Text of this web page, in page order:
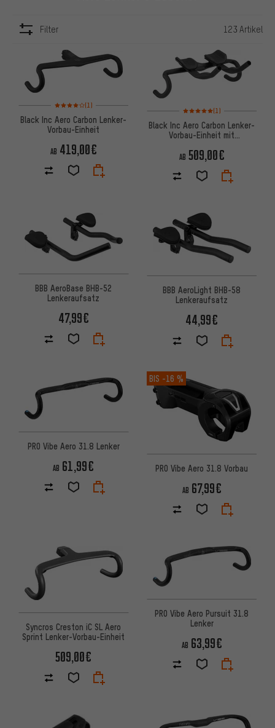
Filter 123 Artikel
Bewertungen: 4 von 5 basierend auf 1 Bewertungen
(1)
Black Inc Aero Carbon Lenker-
Vorbau-Einheit
AB 419,00€
Bewertungen: 5 von 5
(1)
Black Inc Aero Carbon Lenker-
Vorbau-Einheit mit
AB 509,00€
BBB AeroBase BHB-52
Lenkeraufsatz
47,99€
BBB AeroLight BHB-58
Lenkeraufsatz
44,99€
PRO Vibe Aero 31.8 Lenker
AB 61,99€
BIS -16 %
PRO Vibe Aero 31.8 Vorbau
AB 67,99€
Syncros Creston iC SL Aero
Sprint Lenker-Vorbau-Einheit
509,00€
PRO Vibe Aero Pursuit 31.8
Lenker
AB 63,99€